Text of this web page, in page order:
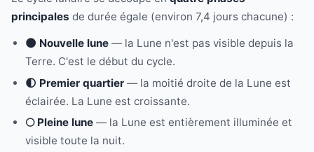
principales de durée égale (environ 7,4 jours chacune) :
🌑 Nouvelle lune — la Lune n'est pas visible depuis la
Terre. C'est le début du cycle.
🌓 Premier quartier — la moitié droite de la Lune est
éclairée. La Lune est croissante.
🌕 Pleine lune — la Lune est entièrement illuminée et
visible toute la nuit.